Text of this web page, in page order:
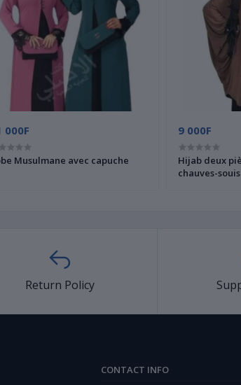
000F
Musulmane avec capuche
9 000F
Hijab deux
chauves-souis
Return Policy
CONTACT INFO